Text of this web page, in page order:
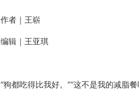
作者｜王崭
编辑｜王亚琪
“狗都吃得比我好。”“这不是我的减脂